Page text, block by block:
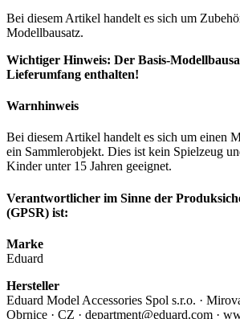
Bei diesem Artikel handelt es sich um
Modellbausatz.
Wichtiger Hinweis: Der Basis-
Lieferumfang enthalten!
Warnhinweis
Bei diesem Artikel handelt es sich um einen
ein Sammlerobjekt. Dies ist kein Spielzeug
Kinder unter 15 Jahren geeignet.
Verantwortlicher im Sinne der
(GPSR) ist:
Marke
Eduard
Hersteller
Eduard Model Accessories Spol s.r.o. ·
Obrnice · CZ · department@eduard.com ·